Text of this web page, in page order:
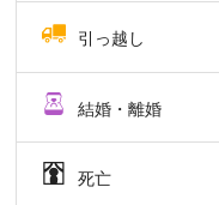
引っ越し
結婚・離婚
死亡